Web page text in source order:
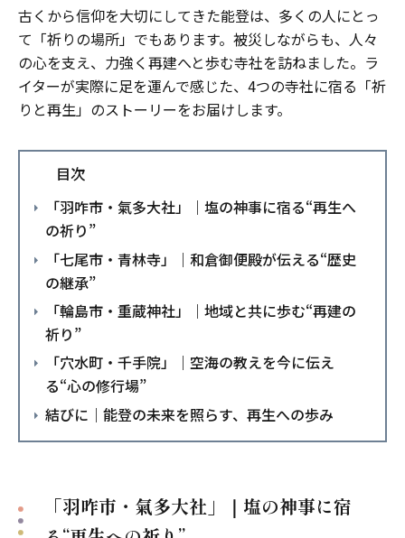
古くから信仰を大切にしてきた能登は、多くの人にとっ
て「祈りの場所」でもあります。被災しながらも、人々
の心を支え、力強く再建へと歩む寺社を訪ねました。ラ
イターが実際に足を運んで感じた、4つの寺社に宿る「祈
りと再生」のストーリーをお届けします。
目次
「羽咋市・氣多大社」｜塩の神事に宿る“再生へ
の祈り”
「七尾市・青林寺」｜和倉御便殿が伝える“歴史
の継承”
「輪島市・重蔵神社」｜地域と共に歩む“再建の
祈り”
「穴水町・千手院」｜空海の教えを今に伝え
る“心の修行場”
結びに｜能登の未来を照らす、再生への歩み
「羽咋市・氣多大社」｜塩の神事に宿